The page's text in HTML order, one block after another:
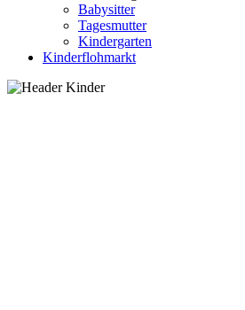
Babysitter
Tagesmutter
Kindergarten
Kinderflohmarkt